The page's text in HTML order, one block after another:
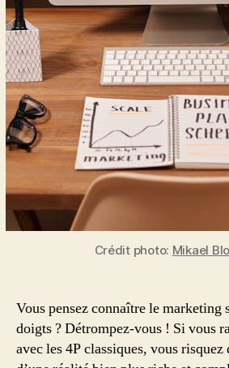
Crédit photo: Mikael
Vous pensez connaître le marketing
doigts ? Détrompez-vous ! Si vous
avec les 4P classiques, vous risquez